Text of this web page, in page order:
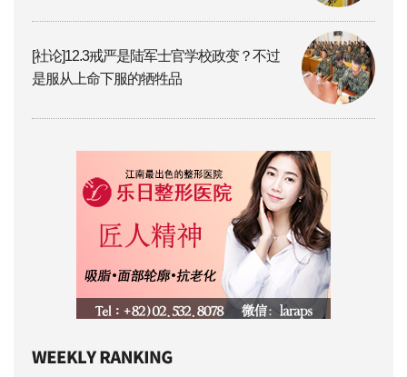
[社论]12.3戒严是陆军士官学校政变？不过
是服从上命下服的牺牲品